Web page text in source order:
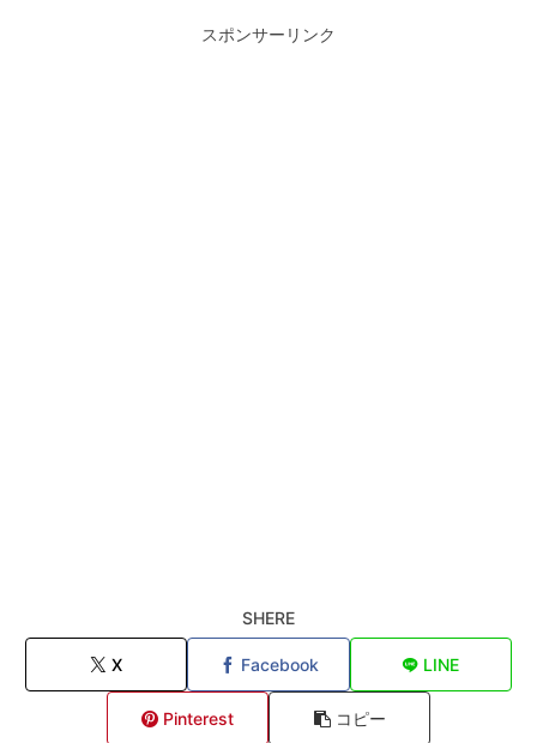
スポンサーリンク
SHERE
X Facebook LINE
Pinterest コピー